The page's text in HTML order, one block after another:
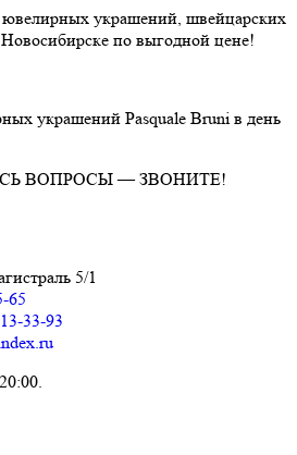
украшений, швейцарских
по выгодной цене!
украшений Pasquale Bruni в день
ВОПРОСЫ — ЗВОНИТЕ!
5/1
65
33-93